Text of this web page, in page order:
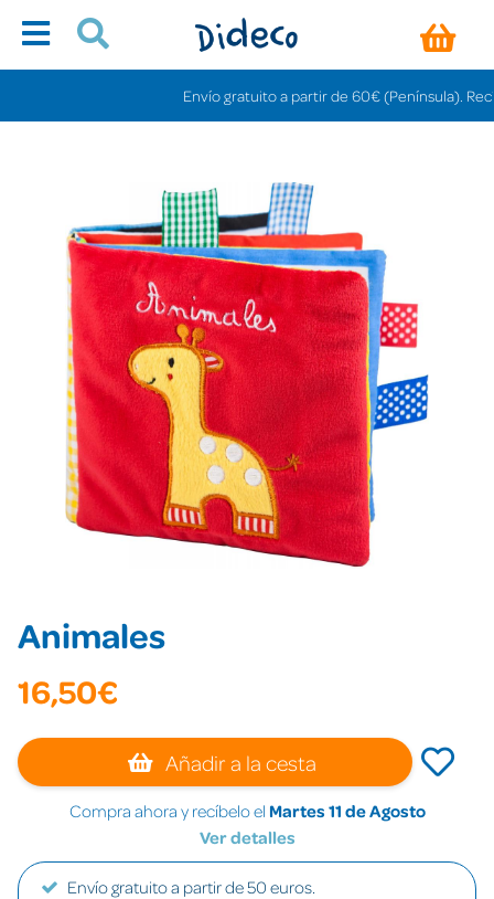
Envío gratuito a partir de 60€ (Península).
Animales
16,50€
Añadir a la cesta
Compra ahora y recíbelo el Martes 11 de Agosto
Ver detalles
Envío gratuito a partir de 50 euros.